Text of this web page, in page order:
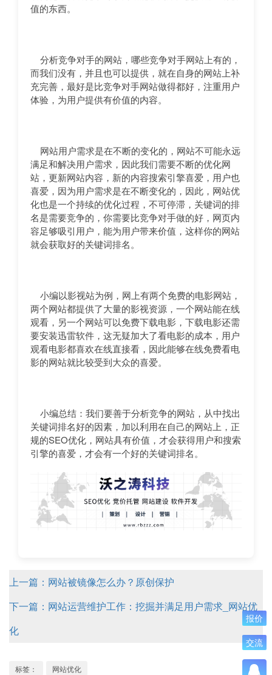
值的东西。
分析竞争对手的网站，哪些竞争对手网站上有的，
而我们没有，并且也可以提供，就在自身的网站上补
充完善，最好是比竞争对手网站做得都好，注重用户
体验，为用户提供有价值的内容。
网站用户需求是在不断的变化的，网站不可能永远
满足和解决用户需求，因此我们需要不断的优化网
站，更新网站内容，新的内容搜索引擎喜爱，用户也
喜爱，因为用户需求是在不断变化的，因此，网站优
化也是一个持续的优化过程，不可停滞，关键词的排
名是需要竞争的，你需要比竞争对手做的好，网页内
容足够吸引用户，能为用户带来价值，这样你的网站
就会获取好的关键词排名。
小编以影视站为例，网上有两个免费的电影网站，
两个网站都提供了大量的影视资源，一个网站能在线
观看，另一个网站可以免费下载电影，下载电影还需
要安装迅雷软件，这无疑加大了看电影的成本，用户
观看电影都喜欢在线直接看，因此能够在线免费看电
影的网站就比较受到大众的喜爱。
小编总结：我们要善于分析竞争的网站，从中找出
关键词排名好的因素，加以利用在自己的网站上，正
规的SEO优化，网站具有价值，才会获得用户和搜索
引擎的喜爱，才会有一个好的关键词排名。
上一篇：网站被镜像怎么办？原创保护
下一篇：网站运营维护工作：挖掘并满足用户需求_网站优
化
标签： 网站优化
报价
交流